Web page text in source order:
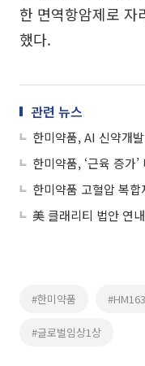
한 면역항암제로 자
했다.
관련 뉴스
한미약품, AI 신약개
한미약품, ‘근육 증가
#한미약품
#글로벌임상1상